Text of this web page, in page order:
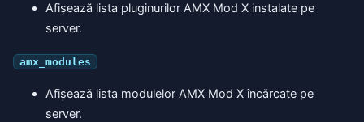
Afișează lista pluginurilor AMX Mod X instalate pe
server.
amx_modules
Afișează lista modulelor AMX Mod X încărcate pe
server.